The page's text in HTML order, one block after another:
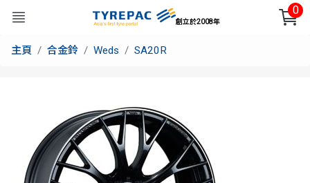
創立於2008年
0
主頁 合金鈴 Weds SA20R